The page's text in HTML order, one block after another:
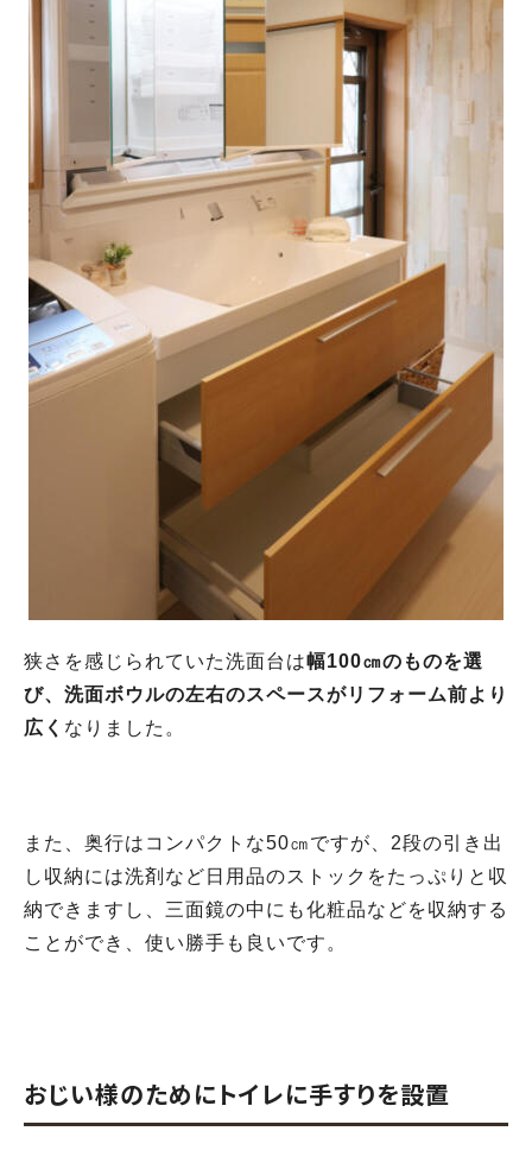
狭さを感じられていた洗面台は幅100㎝のものを選
び、洗面ボウルの左右のスペースがリフォーム前より
広く なりました。
また、奥行はコンパクトな50㎝ですが、2段の引き出
し収納には洗剤など日用品のストックをたっぷりと収
納できますし、三面鏡の中にも化粧品などを収納する
ことができ、使い勝手も良いです。
おじい様のためにトイレに手すりを設置